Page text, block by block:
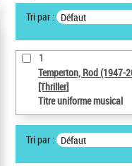
Tri par : Défaut
1
Temperton, Rod (1947-
[Thriller]
Titre uniforme musical
Tri par : Défaut